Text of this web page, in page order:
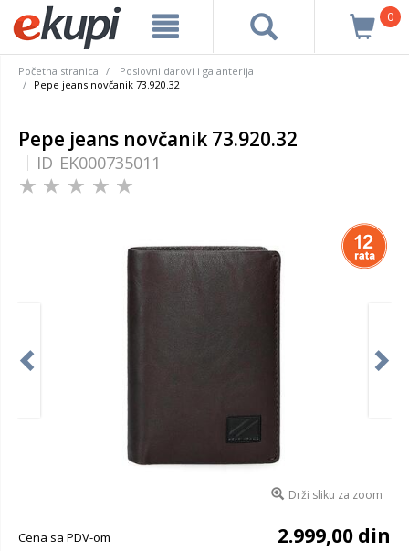
0
Početna stranica
Poslovni darovi i galanterija
Pepe jeans novčanik 73.920.32
Pepe jeans novčanik 73.920.32
ID EK000735011
Drži sliku za zoom
Cena sa PDV-om 2.999,00 din